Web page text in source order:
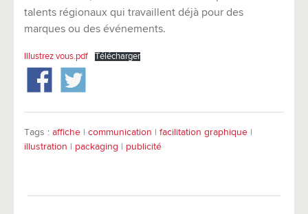
talents régionaux qui travaillent déjà pour des
marques ou des événements.
Illustrez vous.pdf Télécharger
Tags : affiche | communication | facilitation graphique |
illustration | packaging | publicité